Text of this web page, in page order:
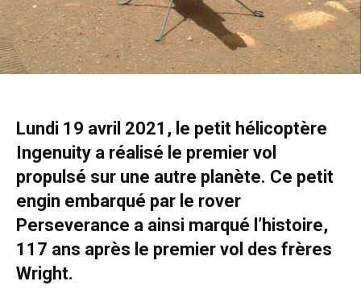
Lundi 19 avril 2021, le petit hélicoptère
Ingenuity a réalisé le premier vol
propulsé sur une autre planète. Ce petit
engin embarqué par le rover
Perseverance a ainsi marqué l’histoire,
117 ans après le premier vol des frères
Wright.